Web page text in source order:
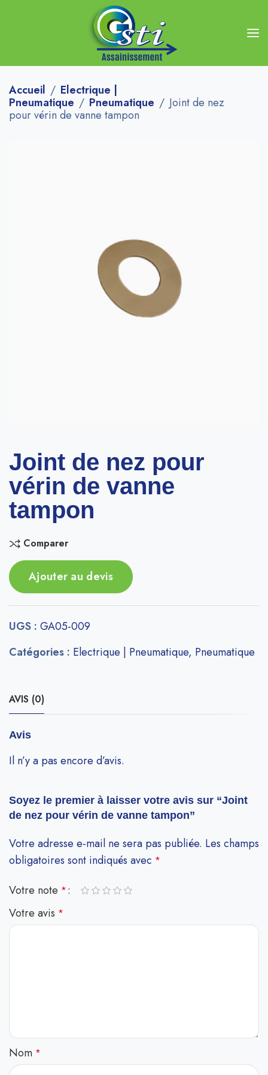
Accueil
Electrique |
Pneumatique
Pneumatique
Joint de nez
pour vérin de vanne tampon
Joint de nez pour
vérin de vanne
tampon
Comparer
Ajouter au devis
UGS : GA05-009
Catégories : Electrique | Pneumatique, Pneumatique
AVIS (0)
Avis
Il n’y a pas encore d’avis.
Soyez le premier à laisser votre avis sur “Joint
de nez pour vérin de vanne tampon”
Votre adresse e-mail ne sera pas publiée. Les champs
obligatoires sont indiqués avec *
Votre note *
Votre avis *
Nom *